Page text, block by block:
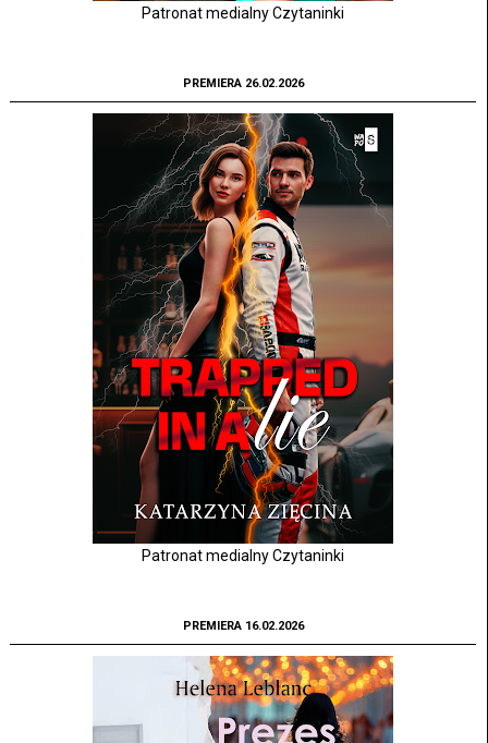
Patronat medialny Czytaninki
PREMIERA 26.02.2026
Patronat medialny Czytaninki
PREMIERA 16.02.2026